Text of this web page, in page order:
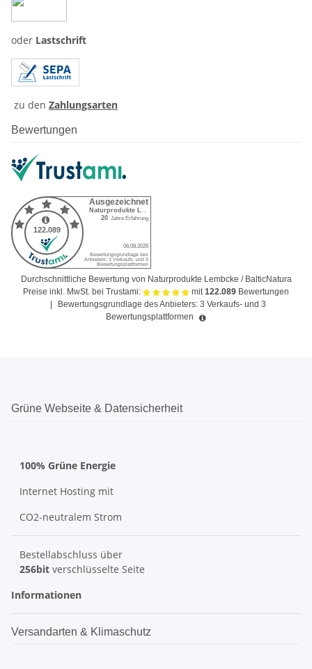
oder Lastschrift
zu den Zahlungsarten
Bewertungen
Durchschnittliche Bewertung von Naturprodukte Lembcke / BalticNatura
Preise inkl. MwSt. bei Trustami:
mit122.089 Bewertungen
Bewertungsgrundlage des Anbieters: 3 Verkaufs- und 3
Bewertungsplattformen
Grüne Webseite & Datensicherheit
100% Grüne Energie
Internet Hosting mit
CO2-neutralem Strom
Bestellabschluss über
256bit verschlüsselte Seite
Informationen
Versandarten & Klimaschutz